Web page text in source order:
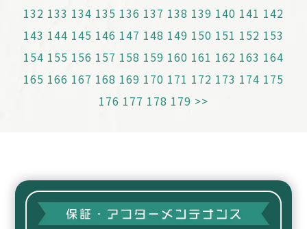
132 133 134 135 136 137 138 139 140 141 142
143 144 145 146 147 148 149 150 151 152 153
154 155 156 157 158 159 160 161 162 163 164
165 166 167 168 169 170 171 172 173 174 175
176 177 178 179 >>